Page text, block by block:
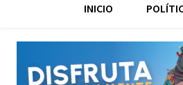
INICIO